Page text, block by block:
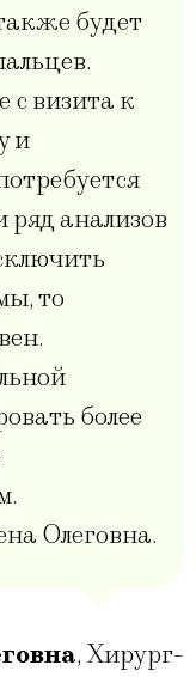
будет
с визита к
и
ряд анализов
то
более
Олеговна.
, Хирург-